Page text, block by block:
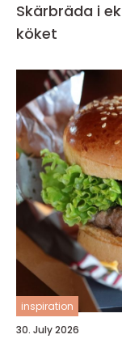
Skärbräda i ek funktion, form och omtanke i
köket
inspiration
30. July 2026